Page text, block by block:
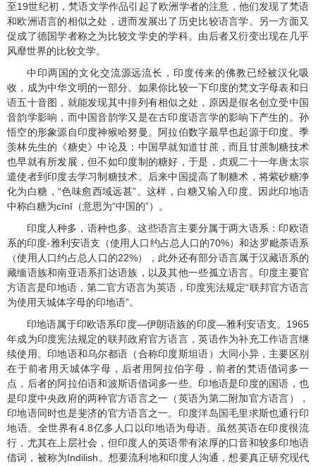
至19世纪初，梵语文学作品引起了欧洲学者的注意，他们发现了梵语
和欧洲语言的相似之处，进而发展出了历史比较语言学。另一方面又
促成了德国学者称之为比较文学史的学科。由后者又衍变出现在几乎
风靡世界的比较文学。
中印两国的文化交流源远流长，印度传来的佛教已经被汉化吸
收，成为中华文明的一部分。如果你比较一下印度的梵文字母表和日
语五十音图，就能发现其中排列有相似之处，原因是假名创立受中国
音韵学影响，而中国音韵学又是在古印度语言学的影响下产生的。孙
悟空的形象源自印度神猴哈努曼。阿拉伯数字最早也起源于印度。季
羡林先生的《糖史》中论及：中国早就知道甘蔗，而且甘蔗制糖技术
也早就有所发展，但不如印度制的糖好，于是，贞观二十一年唐太宗
遣使者到印度去学习制糖技术。后来中国提高了制糖术，将紫砂糖净
化为白糖，“色味愈西域远甚”。这样，白糖又输入印度。因此印地语
中称白糖为cīnī（意思为“中国的”）。
印度人种多，语种也多。这些语言主要分属于两大语系：印欧语
系的印度-雅利安语支（使用人口约占总人口的70%）和达罗毗荼语系
（使用人口约占总人口的22%），此外还有部分语言属于汉藏语系的
藏缅语族和南亚语系扪达语族，以及其他一些孤立语言。印度主要官
方语言是印地语，第二官方语言为英语，印度宪法规定“联邦官方语言
为使用天城体字母的印地语”。
印地语属于印欧语系印度—伊朗语族的印度—雅利安语支。 1965
年成为印度宪法规定的联邦政府官方语言，英语作为补充工作语言继
续使用。印地语和乌尔都语（合称印度斯坦语）大同小异，主要区别
在于前者用天城体字母，后者用阿拉伯字母，前者的梵语借词多一
点，后者的阿拉伯语和波斯语借词多一些。印地语是印度的国语，也
是印度中央政府的两种官方语言之一（英语为第二附加官方语言），
印地语同时也是斐济的官方语言之一。印度洋岛国毛里求斯也通行印
地语。全世界有4.8亿多人口以印地语为母语。虽然英语在印度很流
行，尤其在上层社会，但印度人的英语带有浓厚的口音和较多印地语
借词，被称为Indilish。想要流利地和印度人沟通，想要真正研究现代